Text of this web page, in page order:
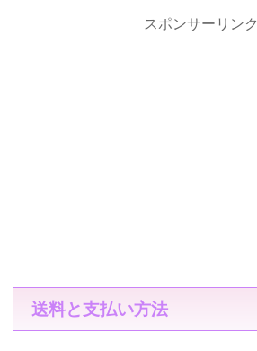
スポンサーリンク
送料と支払い方法